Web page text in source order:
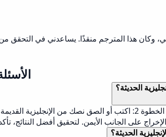
وكان هذا المترجم منقذًا. يساعدني في التحقق
الحديثة؟
الحديثة؟